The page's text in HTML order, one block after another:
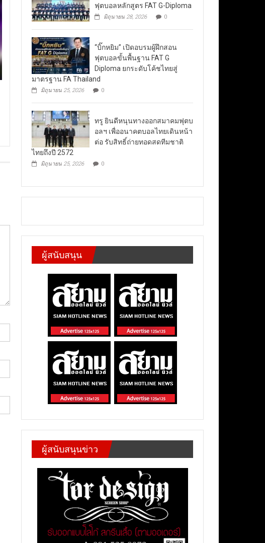
ฟุตบอลหลักสูตร FAT G-Diploma
มิถุนายน 28, 2026 0
“บิ๊กหยิม” เปิดอบรมผู้ฝึกสอน
ฟุตบอลขั้นพื้นฐาน FAT G
Diploma ยกระดับโค้ชไทยสู่
มาตรฐาน FA Thailand
มิถุนายน 25, 2026 0
ทรู ยินดีหนุนทางออกสมาคมฟุตบ
อลฯ เพื่ออนาคตบอลไทยเดินหน้า
ต่อ รับสิทธิ์ถ่ายทอดสดทีมชาติ
ไทยถึงปี 2572
มิถุนายน 25, 2026 0
ผู้สนับสนุน
ผู้สนับสนุนข่าว